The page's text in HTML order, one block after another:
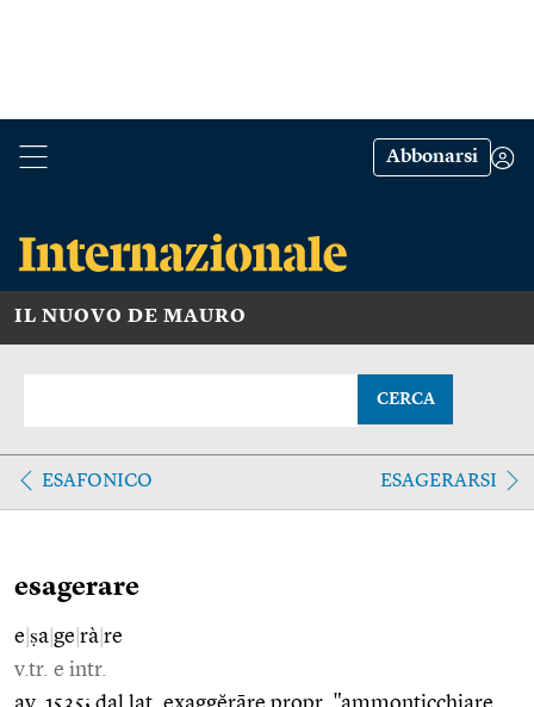
Abbonarsi
IL NUOVO DE MAURO
CERCA
ESAFONICO ESAGERARSI
esagerare
e ṣa ge rà re
v.tr. e intr.